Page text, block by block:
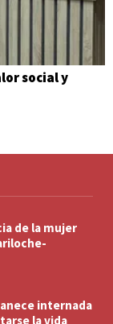
social y
de la mujer
internada
la vida